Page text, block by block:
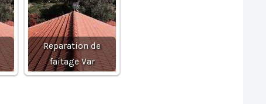
Reparation de
faitage Var